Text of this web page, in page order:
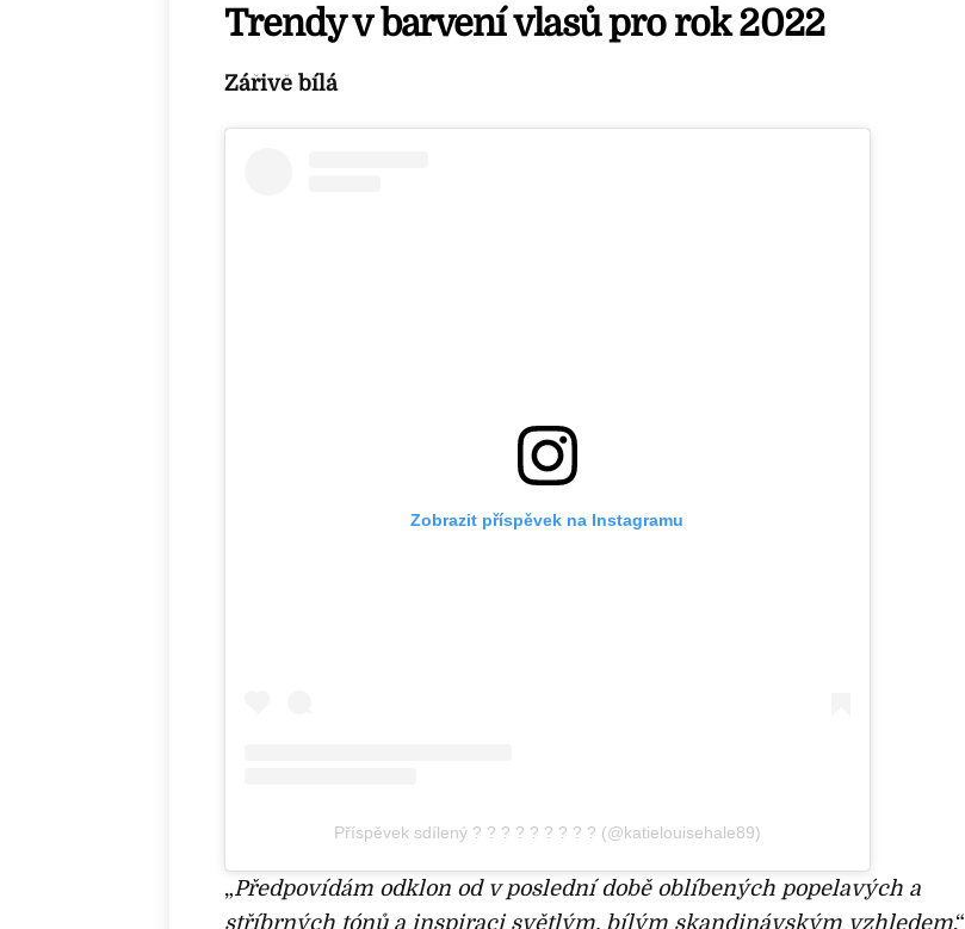
Trendy v barvení vlasů pro rok 2022
Zářivě bílá
Zobrazit příspěvek na Instagramu
Příspěvek sdílený ? ? ? ? ? ? ? ? ? (@katielouisehale89)
„Předpovídám odklon od v poslední době oblíbených popelavých a
stříbrných tónů a inspiraci světlým, bílým skandinávským vzhledem,“